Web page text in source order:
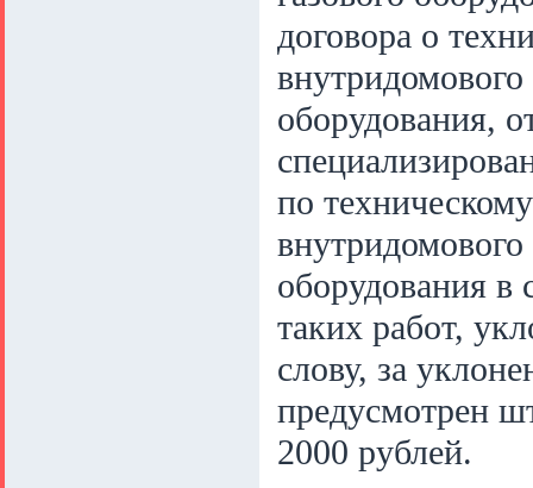
договора о
внутридомового
оборудования,
по
оборудования в
таких работ,
слову, за
предусмотрен
2000 рублей.